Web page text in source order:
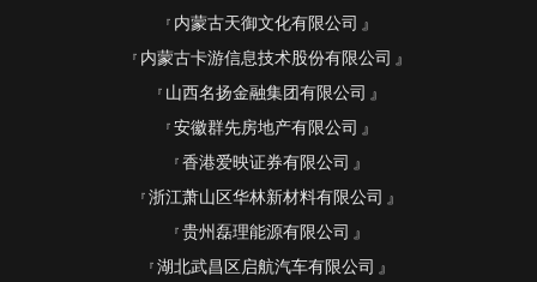
内蒙古天御文化有限公司
内蒙古卡游信息技术股份有限公司
山西名扬金融集团有限公司
安徽群先房地产有限公司
香港爱映证券有限公司
浙江萧山区华林新材料有限公司
贵州磊理能源有限公司
湖北武昌区启航汽车有限公司